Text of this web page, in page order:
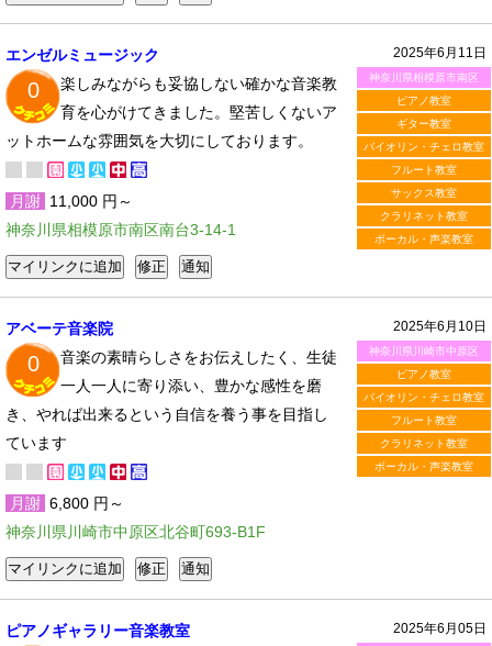
2025年6月11日
神奈川県相模原市南区
ピアノ教室
ギター教室
バイオリン・チェロ教室
フルート教室
サックス教室
クラリネット教室
ボーカル・声楽教室
エンゼルミュージック
0
楽しみながらも妥協しない確かな音楽教
育を心がけてきました。堅苦しくないア
ットホームな雰囲気を大切にしております。
月謝 11,000 円～
神奈川県相模原市南区南台3-14-1
2025年6月10日
神奈川県川崎市中原区
ピアノ教室
バイオリン・チェロ教室
フルート教室
クラリネット教室
ボーカル・声楽教室
アベーテ音楽院
0
音楽の素晴らしさをお伝えしたく、生徒
一人一人に寄り添い、豊かな感性を磨
き、やれば出来るという自信を養う事を目指し
ています
月謝 6,800 円～
神奈川県川崎市中原区北谷町693-B1F
2025年6月05日
ピアノギャラリー音楽教室